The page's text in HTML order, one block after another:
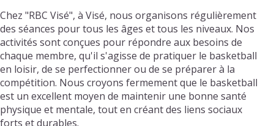
Chez "RBC Visé", à Visé, nous organisons régulièrement
des séances pour tous les âges et tous les niveaux. Nos
activités sont conçues pour répondre aux besoins de
chaque membre, qu'il s'agisse de pratiquer le basketball
en loisir, de se perfectionner ou de se préparer à la
compétition. Nous croyons fermement que le basketball
est un excellent moyen de maintenir une bonne santé
physique et mentale, tout en créant des liens sociaux
forts et durables.